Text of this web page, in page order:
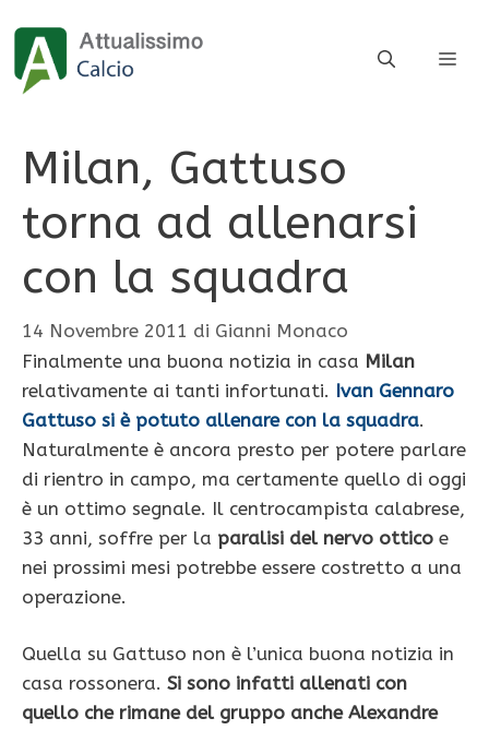
contenuto
Milan, Gattuso
torna ad allenarsi
con la squadra
14 Novembre 2011 di Gianni Monaco
Finalmente una buona notizia in casa Milan
relativamente ai tanti infortunati. Ivan Gennaro
Gattuso si è potuto allenare con la squadra.
Naturalmente è ancora presto per potere parlare
di rientro in campo, ma certamente quello di oggi
è un ottimo segnale. Il centrocampista calabrese,
33 anni, soffre per la paralisi del nervo ottico e
nei prossimi mesi potrebbe essere costretto a una
operazione.
Quella su Gattuso non è l’unica buona notizia in
casa rossonera. Si sono infatti allenati con
quello che rimane del gruppo anche Alexandre